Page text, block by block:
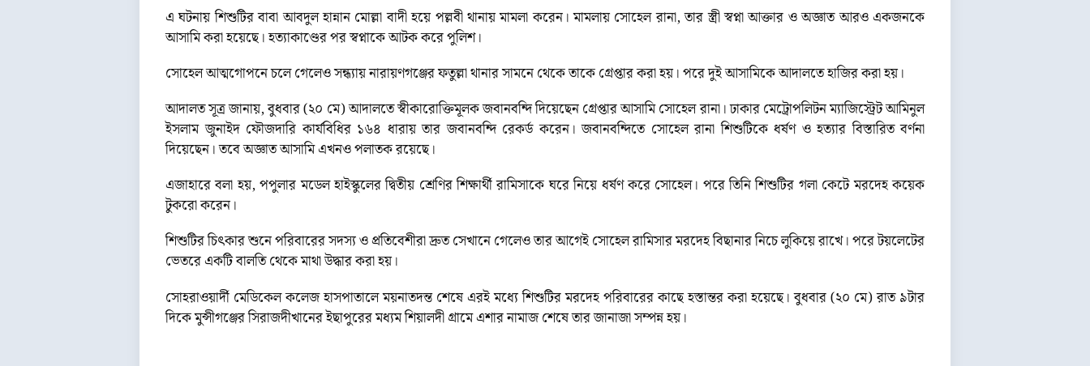
এ ঘটনায় শিশুটির বাবা আবদুল হান্নান মোল্লা বাদী হয়ে পল্লবী থানায় মামলা করেন। মামলায় সোহেল রানা, তার স্ত্রী স্বপ্না আক্তার ও অজ্ঞাত আরও একজনকে
আসামি করা হয়েছে। হত্যাকাণ্ডের পর স্বপ্নাকে আটক করে পুলিশ।
সোহেল আত্মগোপনে চলে গেলেও সন্ধ্যায় নারায়ণগঞ্জের ফতুল্লা থানার সামনে থেকে তাকে গ্রেপ্তার করা হয়। পরে দুই আসামিকে আদালতে হাজির করা হয়।
আদালত সূত্র জানায়, বুধবার (২০ মে) আদালতে স্বীকারোক্তিমূলক জবানবন্দি দিয়েছেন গ্রেপ্তার আসামি সোহেল রানা। ঢাকার মেট্রোপলিটন ম্যাজিস্ট্রেট আমিনুল
ইসলাম জুনাইদ ফৌজদারি কার্যবিধির ১৬৪ ধারায় তার জবানবন্দি রেকর্ড করেন। জবানবন্দিতে সোহেল রানা শিশুটিকে ধর্ষণ ও হত্যার বিস্তারিত বর্ণনা
দিয়েছেন। তবে অজ্ঞাত আসামি এখনও পলাতক রয়েছে।
এজাহারে বলা হয়, পপুলার মডেল হাইস্কুলের দ্বিতীয় শ্রেণির শিক্ষার্থী রামিসাকে ঘরে নিয়ে ধর্ষণ করে সোহেল। পরে তিনি শিশুটির গলা কেটে মরদেহ কয়েক
টুকরো করেন।
শিশুটির চিৎকার শুনে পরিবারের সদস্য ও প্রতিবেশীরা দ্রুত সেখানে গেলেও তার আগেই সোহেল রামিসার মরদেহ বিছানার নিচে লুকিয়ে রাখে। পরে টয়লেটের
ভেতরে একটি বালতি থেকে মাথা উদ্ধার করা হয়।
সোহরাওয়ার্দী মেডিকেল কলেজ হাসপাতালে ময়নাতদন্ত শেষে এরই মধ্যে শিশুটির মরদেহ পরিবারের কাছে হস্তান্তর করা হয়েছে। বুধবার (২০ মে) রাত ৯টার
দিকে মুন্সীগঞ্জের সিরাজদীখানের ইছাপুরের মধ্যম শিয়ালদী গ্রামে এশার নামাজ শেষে তার জানাজা সম্পন্ন হয়।